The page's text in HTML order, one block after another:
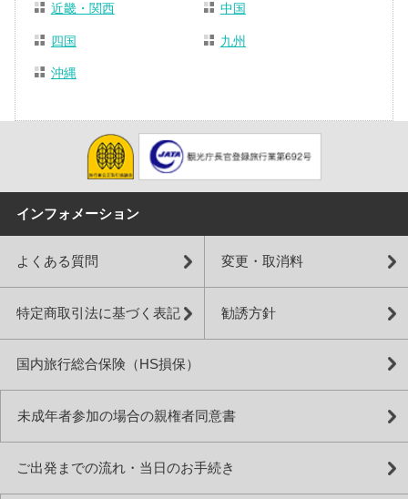
近畿・関西 中国
四国 九州
沖縄
インフォメーション
よくある質問 変更・取消料
特定商取引法に基づく表記 勧誘方針
国内旅行総合保険（HS損保）
未成年者参加の場合の親権者同意書
ご出発までの流れ・当日のお手続き